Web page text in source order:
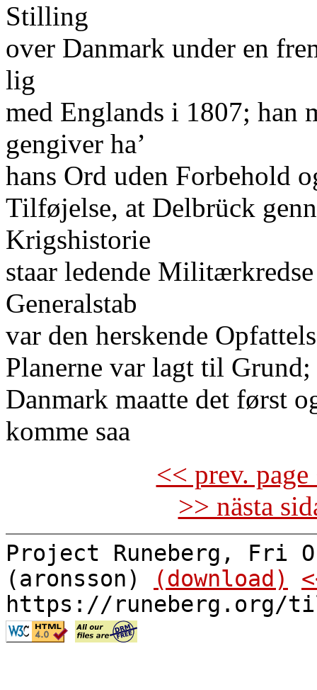
Stilling
over Danmark under en
lig
med Englands i 1807; han
gengiver ha’
hans Ord uden Forbehold
Tilføjelse, at Delbrück
Krigshistorie
staar ledende
Generalstab
var den herskende
Planerne var lagt til
Danmark maatte det først
komme saa
<< prev.
>> nästa
Project Runeberg, Fri
(aronsson)
(download)
https://runeberg.org/